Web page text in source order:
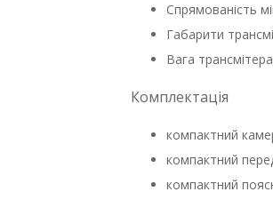
Спрямованість
Габарити
Вага
Комплектація
компактний
компактний
компактний